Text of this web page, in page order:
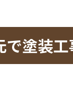
で塗装工